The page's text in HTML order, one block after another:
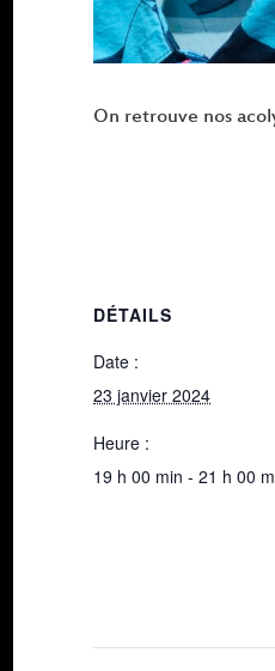
On retrouve nos
DÉTAILS
Date :
23 janvier 2024
Heure :
19 h 00 min - 21 h 00